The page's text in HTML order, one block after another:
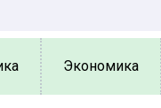
Экономика